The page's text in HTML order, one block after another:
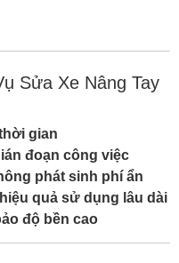
Sửa Xe Nâng Tay
gian
đoạn công việc
phát sinh phí ẩn
quả sử dụng lâu dài
độ bền cao